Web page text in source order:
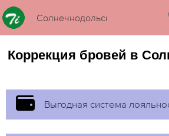
Солнечнодольск
Коррекция бровей в
Выгодная система